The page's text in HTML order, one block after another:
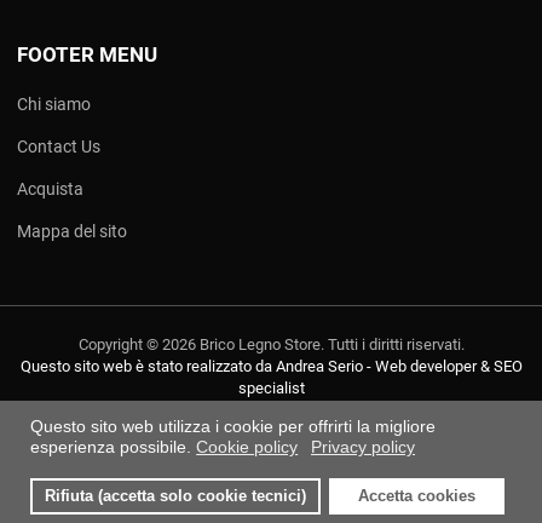
Questo sito web utilizza i cookie per offrirti la migliore
esperienza possibile. Cookie policy Privacy policy
Rifiuta (accetta solo cookie tecnici) Accetta cookies
I miei preferiti
0 Compara
0
FOOTER MENU
Chi siamo
Contact Us
Acquista
Mappa del sito
Copyright © 2026 Brico Legno Store. Tutti i diritti riservati.
Questo sito web è stato realizzato da Andrea Serio - Web developer & SEO
specialist